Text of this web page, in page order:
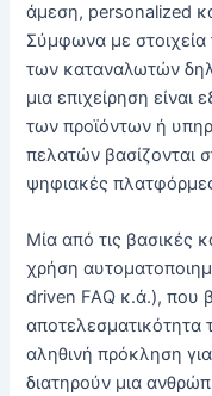
άμεση, personalized
Σύμφωνα με
των καταναλωτών
μια επιχείρηση είναι
των προϊόντων ή
πελατών βασίζονται
ψηφιακές
Μία από τις βασικές
χρήση
driven FAQ κ.ά.), που
αληθινή πρόκληση για
διατηρούν μια